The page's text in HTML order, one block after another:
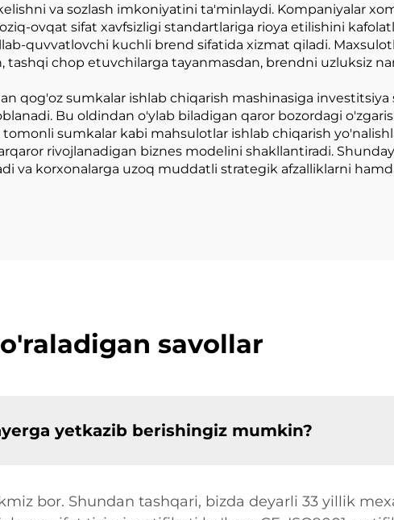
va sozlash imkoniyatini ta'minlaydi. Kompaniyalar
ovqat sifat xavfsizligi standartlariga rioya etilishini
quvvatlovchi kuchli brend sifatida xizmat qiladi.
tashqi chop etuvchilarga tayanmasdan, brendni uzluksiz
qog'oz sumkalar ishlab chiqarish mashinasiga
Bu oldindan o'ylab biladigan qaror bozordagi
sumkalar kabi mahsulotlar ishlab chiqarish
rivojlanadigan biznes modelini shakllantiradi.
va korxonalarga uzoq muddatli strategik afzalliklarni
savollar
yetkazib berishingiz mumkin?
bor. Shundan tashqari, bizda deyarli 33 yillik